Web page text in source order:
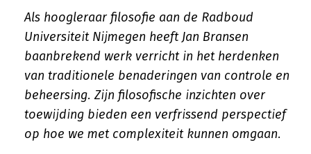
Als hoogleraar filosofie aan de Radboud
Universiteit Nijmegen heeft Jan Bransen
baanbrekend werk verricht in het herdenken
van traditionele benaderingen van controle en
beheersing. Zijn filosofische inzichten over
toewijding bieden een verfrissend perspectief
op hoe we met complexiteit kunnen omgaan.